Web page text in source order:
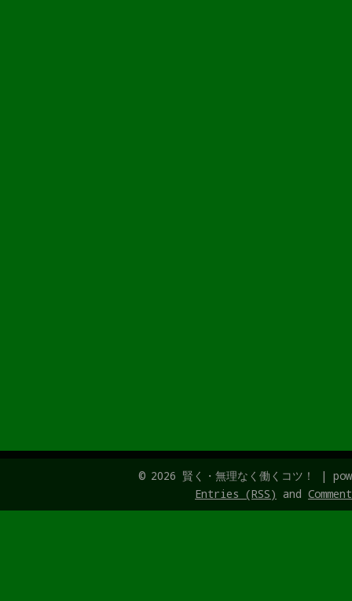
© 2026 賢く・無理なく働くコツ！ |
Entries (RSS) and